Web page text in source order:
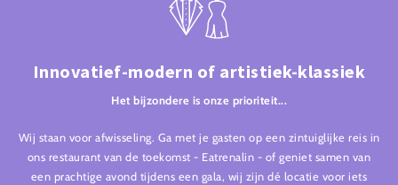
Innovatief-modern of artistiek-klassiek
Het bijzondere is onze prioriteit...
Wij staan voor afwisseling. Ga met je gasten op een zintuiglijke reis in
ons restaurant van de toekomst - Eatrenalin - of geniet samen van
een prachtige avond tijdens een gala, wij zijn dé locatie voor iets